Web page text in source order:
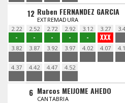
12 Ruben FERNANDEZ GARCIA
EXTREMADURA
2.22
-
2.52
-
2.72
-
2.92
-
3.12
-
3.27
XXX
3.82 3.87 3.92 3.97 4.02 4.07
4.37 4.42 4.47 4.52
6 Marcos MEIJOME AHEDO
CANTABRIA